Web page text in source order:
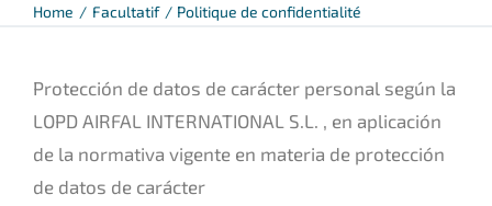
Home Facultatif Politique de confidentialité
Protección de datos de carácter personal según la
LOPD AIRFAL INTERNATIONAL S.L. , en aplicación
de la normativa vigente en materia de protección
de datos de carácter